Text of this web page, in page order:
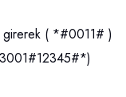
girerek ( *#0011# )